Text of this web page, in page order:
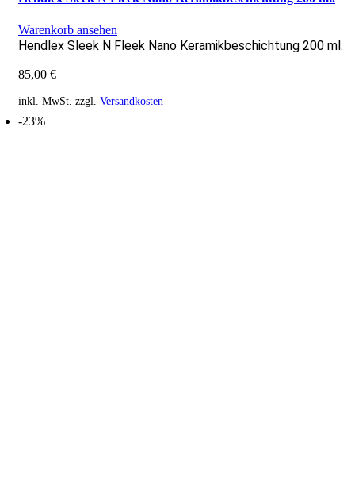
Warenkorb ansehen
Hendlex Sleek N Fleek Nano Keramikbeschichtung 200 ml.
85,00 €
inkl. MwSt. zzgl. Versandkosten
-23%